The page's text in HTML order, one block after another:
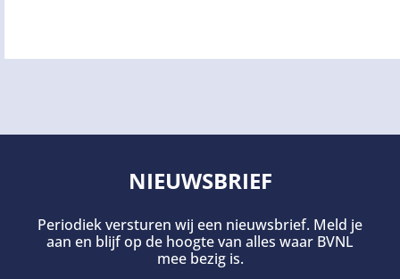
NIEUWSBRIEF
Periodiek versturen wij een nieuwsbrief. Meld je
aan en blijf op de hoogte van alles waar BVNL
mee bezig is.